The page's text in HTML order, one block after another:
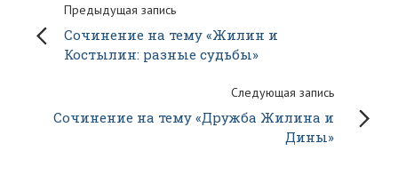
Предыдущая запись
Сочинение на тему «Жилин и
Костылин: разные судьбы»
Следующая запись
Сочинение на тему «Дружба Жилина и
Дины»